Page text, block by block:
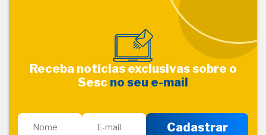
Receba notícias exclusivas sobre o
Sesc no seu e-mail